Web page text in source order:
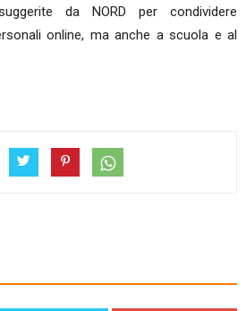
da NORD per condividere
online, ma anche a scuola e al